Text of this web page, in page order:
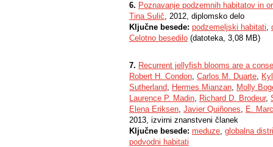
6. Poznavanje podzemnih habitatov in
Tina Sulič, 2012, diplomsko delo
Ključne besede: podzemeljski habitati,
Celotno besedilo (datoteka, 3,08 MB)
7. Recurrent jellyfish blooms are a
Robert H. Condon, Carlos M. Duarte,
Sutherland, Hermes Mianzan, Molly
Laurence P. Madin, Richard D. Brodeur,
Elena Eriksen, Javier Quiñones, E.
2013, izvirni znanstveni članek
Ključne besede: meduze, globalna
podvodni habitati